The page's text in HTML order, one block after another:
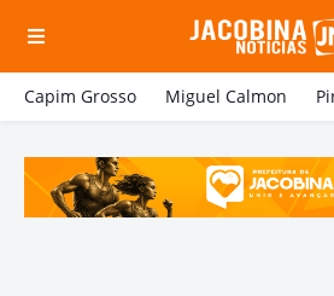
Capim Grosso Miguel Calmon